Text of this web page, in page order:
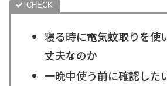
寝る時に電気蚊取りを使
丈夫なのか
一晩中使う前に確認した